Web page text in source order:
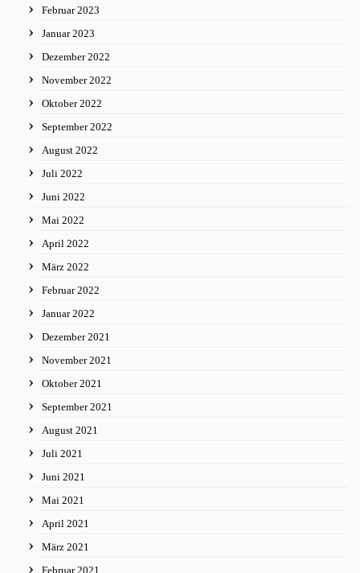
Februar 2023
Januar 2023
Dezember 2022
November 2022
Oktober 2022
September 2022
August 2022
Juli 2022
Juni 2022
Mai 2022
April 2022
März 2022
Februar 2022
Januar 2022
Dezember 2021
November 2021
Oktober 2021
September 2021
August 2021
Juli 2021
Juni 2021
Mai 2021
April 2021
März 2021
Februar 2021